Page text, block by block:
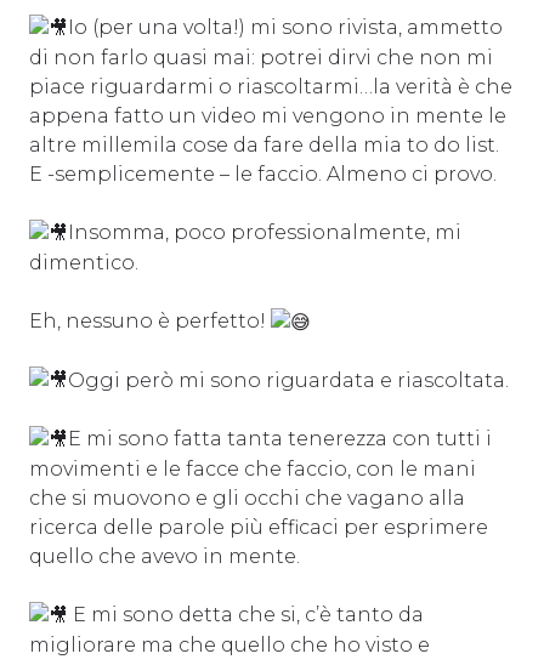
Io (per una volta!) mi sono rivista, ammetto
di non farlo quasi mai: potrei dirvi che non mi
piace riguardarmi o riascoltarmi…la verità è che
appena fatto un video mi vengono in mente le
altre millemila cose da fare della mia to do list.
E -semplicemente – le faccio. Almeno ci provo.
Insomma, poco professionalmente, mi
dimentico.
Eh, nessuno è perfetto!
Oggi però mi sono riguardata e riascoltata.
E mi sono fatta tanta tenerezza con tutti i
movimenti e le facce che faccio, con le mani
che si muovono e gli occhi che vagano alla
ricerca delle parole più efficaci per esprimere
quello che avevo in mente.
E mi sono detta che si, c’è tanto da
migliorare ma che quello che ho visto e